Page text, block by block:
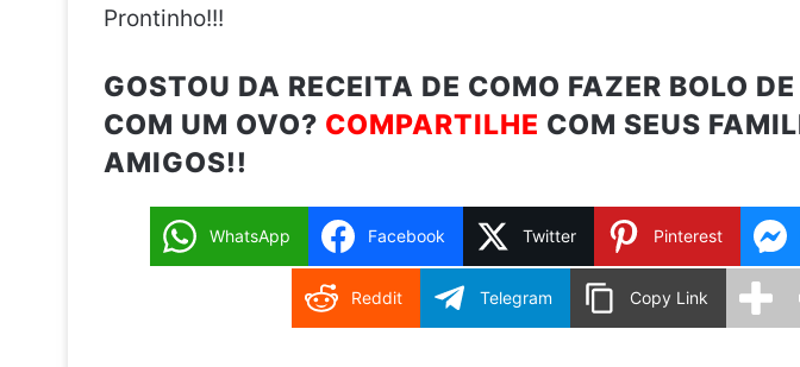
Prontinho!!!
GOSTOU DA RECEITA DE COMO FAZER BOLO
COM UM OVO? COMPARTILHE COM SEUS
AMIGOS!!
WhatsApp Facebook Twitter Pinterest
Reddit Telegram Copy Link